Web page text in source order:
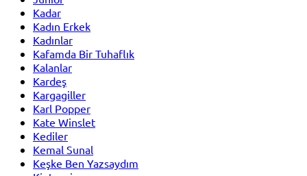
Kadar
Kadın Erkek
Kadınlar
Kafamda Bir Tuhaflık
Kalanlar
Kardeş
Kargagiller
Karl Popper
Kate Winslet
Kediler
Kemal Sunal
Keşke Ben Yazsaydım